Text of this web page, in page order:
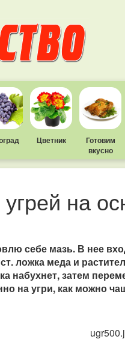
Цветник
Готовим
вкусно
на
себе мазь. В нее
ложка меда и
набухнет, затем
на угри, как можно